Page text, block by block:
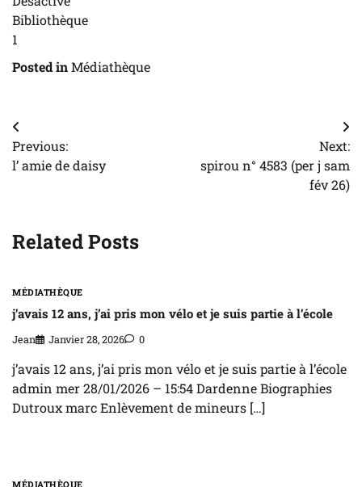
Bibliothèque
1
Posted inMédiathèque
Navigation
de
Previous:
l’ amie de daisy
Next:
spirou n° 4583 (per j sam
fév 26)
Related Posts
MÉDIATHÈQUE
j’avais 12 ans, j’ai pris mon vélo et je suis partie à l’école
Jean Janvier 28, 2026 0
j’avais 12 ans, j’ai pris mon vélo et je suis partie à l’école
admin mer 28/01/2026 – 15:54 Dardenne Biographies
Dutroux marc Enlèvement de mineurs […]
MÉDIATHÈQUE